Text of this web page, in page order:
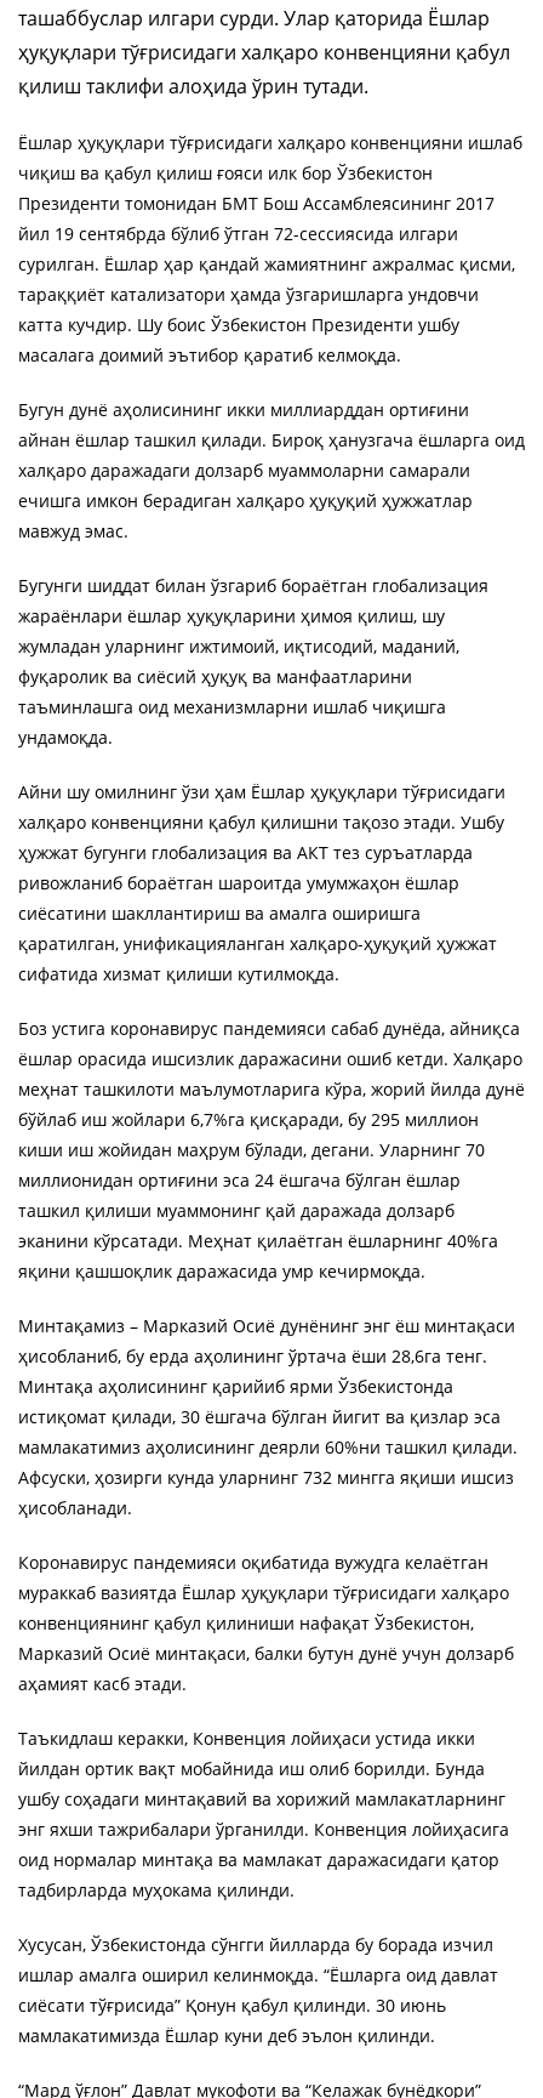
ташаббуслар илгари сурди. Улар қаторида Ёшлар
ҳуқуқлари тўғрисидаги халқаро конвенцияни қабул
қилиш таклифи алоҳида ўрин тутади.
Ёшлар ҳуқуқлари тўғрисидаги халқаро конвенцияни ишлаб
чиқиш ва қабул қилиш ғояси илк бор Ўзбекистон
Президенти томонидан БМТ Бош Ассамблеясининг 2017
йил 19 сентябрда бўлиб ўтган 72-сессиясида илгари
сурилган. Ёшлар ҳар қандай жамиятнинг ажралмас қисми,
тараққиёт катализатори ҳамда ўзгаришларга ундовчи
катта кучдир. Шу боис Ўзбекистон Президенти ушбу
масалага доимий эътибор қаратиб келмоқда.
Бугун дунё аҳолисининг икки миллиарддан ортиғини
айнан ёшлар ташкил қилади. Бироқ ҳанузгача ёшларга оид
халқаро даражадаги долзарб муаммоларни самарали
ечишга имкон берадиган халқаро ҳуқуқий ҳужжатлар
мавжуд эмас.
Бугунги шиддат билан ўзгариб бораётган глобализация
жараёнлари ёшлар ҳуқуқларини ҳимоя қилиш, шу
жумладан уларнинг ижтимоий, иқтисодий, маданий,
фуқаролик ва сиёсий ҳуқуқ ва манфаатларини
таъминлашга оид механизмларни ишлаб чиқишга
ундамоқда.
Айни шу омилнинг ўзи ҳам Ёшлар ҳуқуқлари тўғрисидаги
халқаро конвенцияни қабул қилишни тақозо этади. Ушбу
ҳужжат бугунги глобализация ва АКТ тез суръатларда
ривожланиб бораётган шароитда умумжаҳон ёшлар
сиёсатини шакллантириш ва амалга оширишга
қаратилган, унификацияланган халқаро-ҳуқуқий ҳужжат
сифатида хизмат қилиши кутилмоқда.
Боз устига коронавирус пандемияси сабаб дунёда, айниқса
ёшлар орасида ишсизлик даражасини ошиб кетди. Халқаро
меҳнат ташкилоти маълумотларига кўра, жорий йилда дунё
бўйлаб иш жойлари 6,7%га қисқаради, бу 295 миллион
киши иш жойидан маҳрум бўлади, дегани. Уларнинг 70
миллионидан ортиғини эса 24 ёшгача бўлган ёшлар
ташкил қилиши муаммонинг қай даражада долзарб
эканини кўрсатади. Меҳнат қилаётган ёшларнинг 40%га
яқини қашшоқлик даражасида умр кечирмоқда.
Минтақамиз – Марказий Осиё дунёнинг энг ёш минтақаси
ҳисобланиб, бу ерда аҳолининг ўртача ёши 28,6га тенг.
Минтақа аҳолисининг қарийиб ярми Ўзбекистонда
истиқомат қилади, 30 ёшгача бўлган йигит ва қизлар эса
мамлакатимиз аҳолисининг деярли 60%ни ташкил қилади.
Афсуски, ҳозирги кунда уларнинг 732 мингга яқиши ишсиз
ҳисобланади.
Коронавирус пандемияси оқибатида вужудга келаётган
мураккаб вазиятда Ёшлар ҳуқуқлари тўғрисидаги халқаро
конвенциянинг қабул қилиниши нафақат Ўзбекистон,
Марказий Осиё минтақаси, балки бутун дунё учун долзарб
аҳамият касб этади.
Таъкидлаш керакки, Конвенция лойиҳаси устида икки
йилдан ортик вақт мобайнида иш олиб борилди. Бунда
ушбу соҳадаги минтақавий ва хорижий мамлакатларнинг
энг яхши тажрибалари ўрганилди. Конвенция лойиҳасига
оид нормалар минтақа ва мамлакат даражасидаги қатор
тадбирларда муҳокама қилинди.
Хусусан, Ўзбекистонда сўнгги йилларда бу борада изчил
ишлар амалга оширил келинмоқда. “Ёшларга оид давлат
сиёсати тўғрисида” Қонун қабул қилинди. 30 июнь
мамлакатимизда Ёшлар куни деб эълон қилинди.
“Мард ўғлон” Давлат мукофоти ва “Келажак бунёдкори”